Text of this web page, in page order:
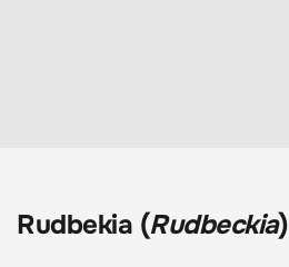
Rudbekia (Rudbeckia)